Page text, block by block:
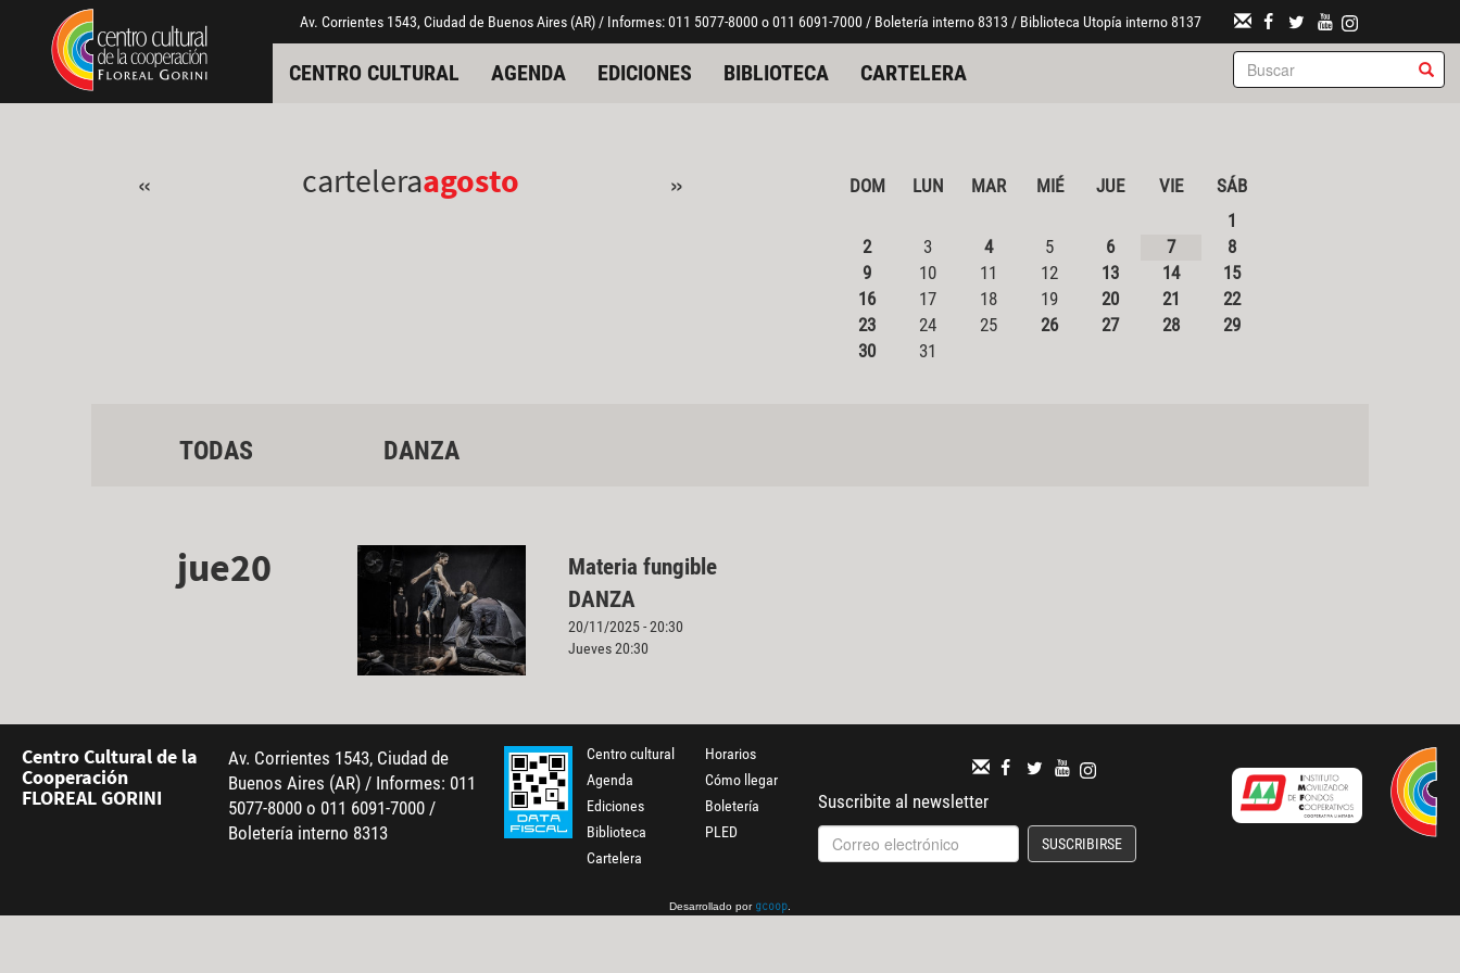
Pasar al contenido principal
Jump to main content Av. Corrientes 1543, Ciudad de Buenos Aires (AR) / Informes: 011 5077-8000 o 011 6091-7000 / Boletería interno 8313 / Biblioteca Utopía interno 8137
CENTRO CULTURAL AGENDA EDICIONES BIBLIOTECA CARTELERA
« carteleraagosto » DOM LUN MAR MIÉ JUE VIE
SÁB
1
2
3 4 5 6 7
8
9
10 11 12 13 14
15
16
17 18 19 20 21
22
23
24 25 26 27 28
29
30
31
TODAS DANZA
jue20
Materia fungible
DANZA
20/11/2025 - 20:30
Jueves 20:30
Centro Cultural de la
Cooperación
FLOREAL GORINI
Av. Corrientes 1543, Ciudad de
Buenos Aires (AR) / Informes: 011
5077-8000 o 011 6091-7000 /
Boletería interno 8313
Centro cultural
Agenda
Ediciones
Biblioteca
Cartelera
Horarios
Cómo llegar
Boletería
PLED
Suscribite al newsletter
SUSCRIBIRSE
Desarrollado por gcoop